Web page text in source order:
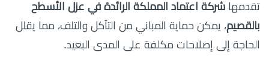
تقدمها شركة اعتماد المملكة الرائدة في عزل الأسطح
بالقصيم، يمكن حماية المباني من التآكل والتلف، مما يقلل
الحاجة إلى إصلاحات مكلفة على المدى البعيد.